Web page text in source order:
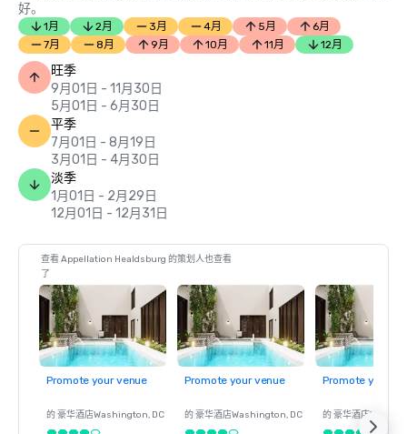
好。
1月 2月 3月 4月 5月
6月
7月
8月 9月 10月 11月 12月
旺季
9月01日 - 11月30日
5月01日 - 6月30日
平季
7月01日 - 8月19日
3月01日 - 4月30日
淡季
1月01日 - 2月29日
12月01日 - 12月31日
查看 Appellation Healdsburg 的策划人也查看
了
Promote your venue
的 豪华酒店Washington, DC
Promote your venue
的 豪华酒店Washington, DC
Promote your
的 豪华酒店